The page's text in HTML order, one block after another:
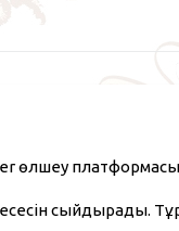
өлшеу
сыйдырады.